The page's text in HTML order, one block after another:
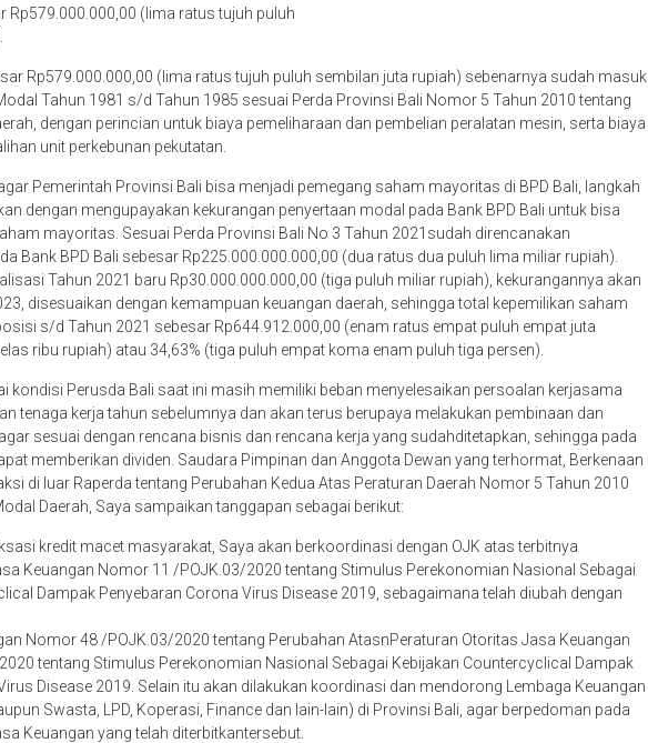
Rp579.000.000,00 (lima ratus tujuh puluh
Rp579.000.000,00 (lima ratus tujuh puluh sembilan juta rupiah) sebenarnya sudah masuk
Tahun 1981 s/d Tahun 1985 sesuai Perda Provinsi Bali Nomor 5 Tahun 2010 tentang
dengan perincian untuk biaya pemeliharaan dan pembelian peralatan mesin, serta biaya
unit perkebunan pekutatan.
Pemerintah Provinsi Bali bisa menjadi pemegang saham mayoritas di BPD Bali, langkah
dengan mengupayakan kekurangan penyertaan modal pada Bank BPD Bali untuk bisa
mayoritas. Sesuai Perda Provinsi Bali No 3 Tahun 2021sudah direncanakan
Bank BPD Bali sebesar Rp225.000.000.000,00 (dua ratus dua puluh lima miliar rupiah).
Tahun 2021 baru Rp30.000.000.000,00 (tiga puluh miliar rupiah), kekurangannya akan
disesuaikan dengan kemampuan keuangan daerah, sehingga total kepemilikan saham
s/d Tahun 2021 sebesar Rp644.912.000,00 (enam ratus empat puluh empat juta
ribu rupiah) atau 34,63% (tiga puluh empat koma enam puluh tiga persen).
kondisi Perusda Bali saat ini masih memiliki beban menyelesaikan persoalan kerjasama
tenaga kerja tahun sebelumnya dan akan terus berupaya melakukan pembinaan dan
sesuai dengan rencana bisnis dan rencana kerja yang sudahditetapkan, sehingga pada
memberikan dividen. Saudara Pimpinan dan Anggota Dewan yang terhormat, Berkenaan
di luar Raperda tentang Perubahan Kedua Atas Peraturan Daerah Nomor 5 Tahun 2010
Daerah, Saya sampaikan tanggapan sebagai berikut:
kredit macet masyarakat, Saya akan berkoordinasi dengan OJK atas terbitnya
Keuangan Nomor 11 /POJK.03/2020 tentang Stimulus Perekonomian Nasional Sebagai
Dampak Penyebaran Corona Virus Disease 2019, sebagaimana telah diubah dengan
Nomor 48 /POJK.03/2020 tentang Perubahan AtasnPeraturan Otoritas Jasa Keuangan
tentang Stimulus Perekonomian Nasional Sebagai Kebijakan Countercyclical Dampak
Disease 2019. Selain itu akan dilakukan koordinasi dan mendorong Lembaga Keuangan
Swasta, LPD, Koperasi, Finance dan lain-lain) di Provinsi Bali, agar berpedoman pada
Keuangan yang telah diterbitkantersebut.